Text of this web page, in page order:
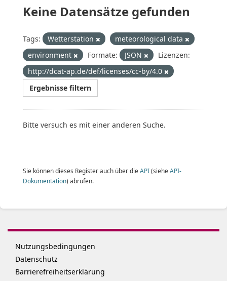
Keine Datensätze gefunden
Tags: Wetterstation
meteorological data
environment
Formate: JSON
Lizenzen:
http://dcat-ap.de/def/licenses/cc-by/4.0
Ergebnisse filtern
Bitte versuch es mit einer anderen Suche.
Sie können dieses Register auch über die API(siehe API-
Dokumentation) abrufen.
Nutzungsbedingungen
Datenschutz
Barrierefreiheitserklärung